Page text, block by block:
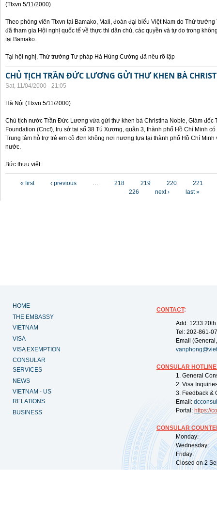
(Ttxvn 5/11/2000)
Theo phóng viên Ttxvn tại Bamako, Mali, đoàn đại biểu Việt Nam do Thứ
đã tham gia Hội nghị quốc tế về thực thi dân chủ, các quyền và tự do trong
tại Bamako.
Tại hội nghị, Thứ trưởng Tư pháp Hà Hùng Cường đã nêu rõ lập
CHỦ TỊCH TRẦN ĐỨC LƯƠNG GỬI THƯ KHEN BÀ
Sat, 11/04/2000 - 21:05
Hà Nội (Ttxvn 5/11/2000)
Chủ tịch nước Trần Đức Lương vừa gửi thư khen bà Christina Noble, Giám đốc
Foundation (Cncf), trụ sở tại số 38 Tú Xương, quận 3, thành phố Hồ Chí Minh
Trung tâm hỗ trợ trẻ em cô đơn không nơi nương tựa tại thành phố Hồ Chí Minh
nước.
Bức thưu viết:
« first ‹ previous … 218 219 220
221
226
next › last »
HOME
THE EMBASSY
VIETNAM
VISA
VISA EXEMPTION
CONSULAR
SERVICES
NEWS
VIETNAM - US
RELATIONS
BUSINESS
CONTACT:
Add: 1233
Tel: 202-861-
Email
CONSULAR
1. General
2. Visa
3. Feedback &
Email:
Portal: https://
CONSULAR
Monday:
Wednesday:
Friday:
Closed on 2